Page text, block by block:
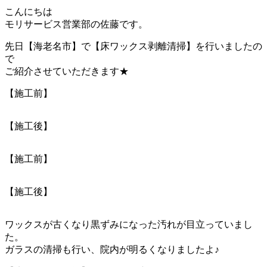
こんにちは
モリサービス営業部の佐藤です。
先日【海老名市】で【床ワックス剥離清掃】を行いましたの
で
ご紹介させていただきます★
【施工前】
【施工後】
【施工前】
【施工後】
ワックスが古くなり黒ずみになった汚れが目立っていまし
た。
ガラスの清掃も行い、院内が明るくなりましたよ♪